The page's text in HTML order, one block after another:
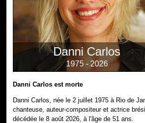
Danni Carlos
1975 - 2026
Danni Carlos est morte
Danni Carlos, née le 2 juillet 1975 à Rio de
chanteuse, auteur-compositeur et actrice
décédée le 8 août 2026, à l'âge de 51 ans.